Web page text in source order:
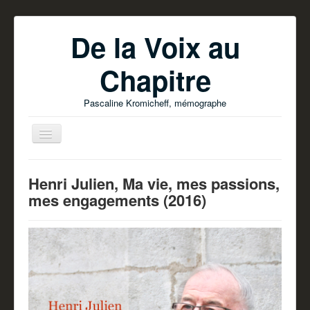
De la Voix au
Chapitre
Pascaline Kromicheff, mémographe
Ecrire votre livre
Parutions
Pascaline Kromicheff
Henri Julien, Ma vie, mes passions,
mes engagements (2016)